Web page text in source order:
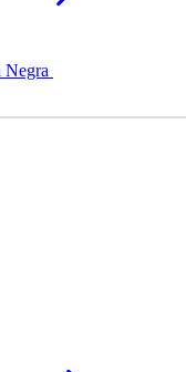
Negra